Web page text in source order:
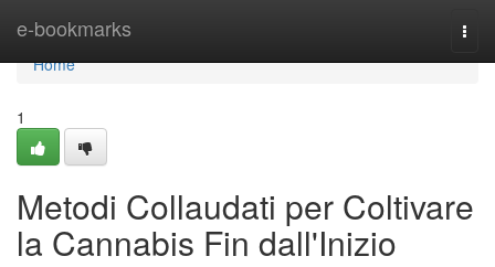
e-bookmarks
Home
Home
1
Metodi Collaudati per Coltivare
la Cannabis Fin dall'Inizio